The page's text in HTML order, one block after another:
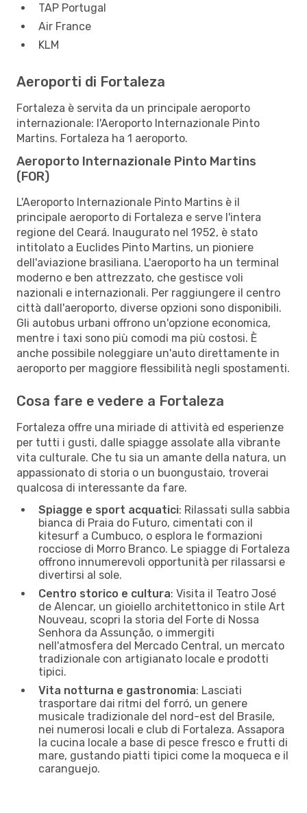
TAP Portugal
Air France
KLM
Aeroporti di Fortaleza
Fortaleza è servita da un principale aeroporto
internazionale: l'Aeroporto Internazionale Pinto
Martins. Fortaleza ha 1 aeroporto.
Aeroporto Internazionale Pinto Martins
(FOR)
L'Aeroporto Internazionale Pinto Martins è il
principale aeroporto di Fortaleza e serve l'intera
regione del Ceará. Inaugurato nel 1952, è stato
intitolato a Euclides Pinto Martins, un pioniere
dell'aviazione brasiliana. L'aeroporto ha un terminal
moderno e ben attrezzato, che gestisce voli
nazionali e internazionali. Per raggiungere il centro
città dall'aeroporto, diverse opzioni sono disponibili.
Gli autobus urbani offrono un'opzione economica,
mentre i taxi sono più comodi ma più costosi. È
anche possibile noleggiare un'auto direttamente in
aeroporto per maggiore flessibilità negli spostamenti.
Cosa fare e vedere a Fortaleza
Fortaleza offre una miriade di attività ed esperienze
per tutti i gusti, dalle spiagge assolate alla vibrante
vita culturale. Che tu sia un amante della natura, un
appassionato di storia o un buongustaio, troverai
qualcosa di interessante da fare.
Spiagge e sport acquatici: Rilassati sulla sabbia
bianca di Praia do Futuro, cimentati con il
kitesurf a Cumbuco, o esplora le formazioni
rocciose di Morro Branco. Le spiagge di Fortaleza
offrono innumerevoli opportunità per rilassarsi e
divertirsi al sole.
Centro storico e cultura: Visita il Teatro José
de Alencar, un gioiello architettonico in stile Art
Nouveau, scopri la storia del Forte di Nossa
Senhora da Assunção, o immergiti
nell'atmosfera del Mercado Central, un mercato
tradizionale con artigianato locale e prodotti
tipici.
Vita notturna e gastronomia: Lasciati
trasportare dai ritmi del forró, un genere
musicale tradizionale del nord-est del Brasile,
nei numerosi locali e club di Fortaleza. Assapora
la cucina locale a base di pesce fresco e frutti di
mare, gustando piatti tipici come la moqueca e il
caranguejo.